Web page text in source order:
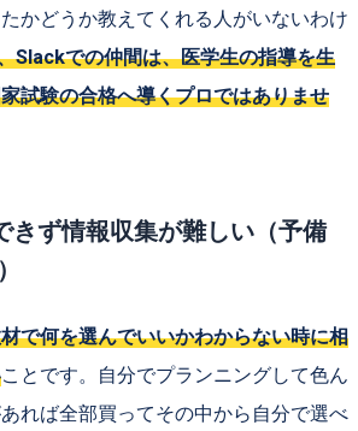
かどうか教えてくれる人がいないわけ
Slackでの仲間は、医学生の指導を生
試験の合格へ導くプロではありませ
きず情報収集が難しい（予備
で何を選んでいいかわからない時に相
ことです。自分でプランニングして色ん
れば全部買ってその中から自分で選べ